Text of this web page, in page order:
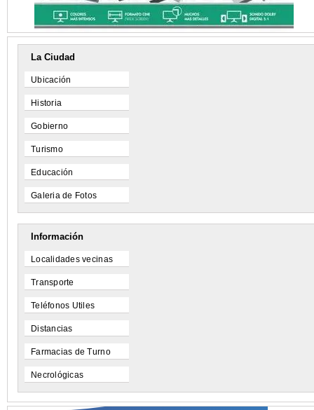
La Ciudad
Ubicación
Historia
Gobierno
Turismo
Educación
Galeria de Fotos
Información
Localidades vecinas
Transporte
Teléfonos Utiles
Distancias
Farmacias de Turno
Necrológicas